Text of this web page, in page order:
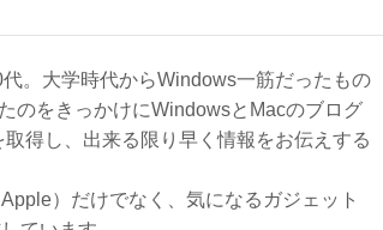
。大学時代からWindows一筋だったもの
のをきっかけにWindowsとMacのブログ
得し、出来る限り早く情報をお伝えする
）だけでなく、気になるガジェット